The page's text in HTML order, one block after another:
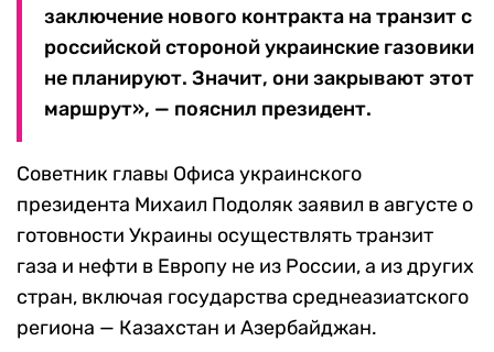
заключение нового контракта на транзит с
российской стороной украинские газовики
не планируют. Значит, они закрывают этот
маршрут», — пояснил президент.
Советник главы Офиса украинского
президента Михаил Подоляк заявил в августе о
готовности Украины осуществлять транзит
газа и нефти в Европу не из России, а из других
стран, включая государства среднеазиатского
региона — Казахстан и Азербайджан.